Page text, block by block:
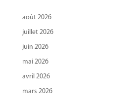
août 2026
juillet 2026
juin 2026
mai 2026
avril 2026
mars 2026